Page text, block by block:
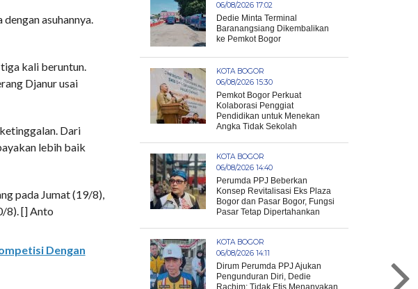
asuhannya.
kali beruntun.
Djanur usai
Dari
lebih baik
pada Jumat (19/8),
8). [] Anto
Dengan
06/08/2026 17:02
Dedie Minta Terminal
Baranangsiang Dikembalikan
ke Pemkot Bogor
KOTA BOGOR
06/08/2026 15:30
Pemkot Bogor Perkuat
Kolaborasi Penggiat
Pendidikan untuk Menekan
Angka Tidak Sekolah
KOTA BOGOR
06/08/2026 14:40
Perumda PPJ Beberkan
Konsep Revitalisasi Eks Plaza
Bogor dan Pasar Bogor, Fungsi
Pasar Tetap Dipertahankan
KOTA BOGOR
06/08/2026 14:11
Dirum Perumda PPJ Ajukan
Pengunduran Diri, Dedie
Rachim: Tidak Etis Menanyakan